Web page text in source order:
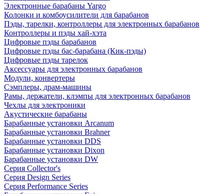
Электронные барабаны Yargo
Колонки и комбоусилители для барабанов
Пэды, тарелки, контроллеры для электронных барабанов
Контроллеры и пэды хай-хэта
Цифровые пэды барабанов
Цифровые пэды бас-барабана (Кик-пэды)
Цифровые пэды тарелок
Аксессуары для электронных барабанов
Модули, конвертеры
Сэмплеры, драм-машины
Рамы, держатели, клэмпы для электронных барабанов
Чехлы для электроники
Акустические барабаны
Барабанные установки Arcanum
Барабанные установки Brahner
Барабанные установки DDS
Барабанные установки Dixon
Барабанные установки DW
Серия Collector's
Серия Design Series
Серия Performance Series